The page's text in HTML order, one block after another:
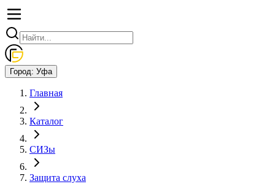
Город: Уфа
Главная
Каталог
СИЗы
Защита слуха